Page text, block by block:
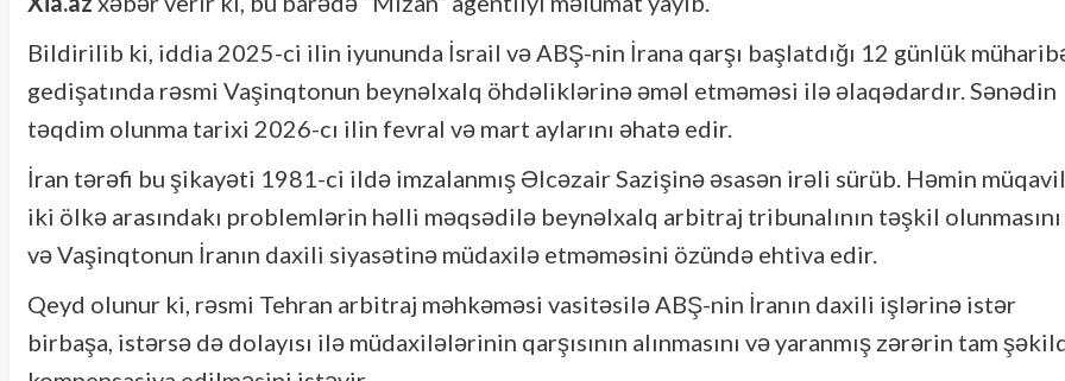
Bildirilib ki, iddia 2025-ci ilin iyununda İsrail və ABŞ-nin İrana qarşı başlatdığı 12 günlük
gedişatında rəsmi Vaşinqtonun beynəlxalq öhdəliklərinə əməl etməməsi ilə əlaqədardır. Sənədin
təqdim olunma tarixi 2026-cı ilin fevral və mart aylarını əhatə edir.
İran tərəfi bu şikayəti 1981-ci ildə imzalanmış Əlcəzair Sazişinə əsasən irəli sürüb. Həmin
iki ölkə arasındakı problemlərin həlli məqsədilə beynəlxalq arbitraj tribunalının təşkil olunmasını
və Vaşinqtonun İranın daxili siyasətinə müdaxilə etməməsini özündə ehtiva edir.
Qeyd olunur ki, rəsmi Tehran arbitraj məhkəməsi vasitəsilə ABŞ-nin İranın daxili işlərinə istər
birbaşa, istərsə də dolayısı ilə müdaxilələrinin qarşısının alınmasını və yaranmış zərərin tam